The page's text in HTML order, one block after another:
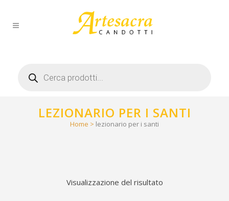
search
LEZIONARIO PER I SANTI
Home > lezionario per i santi
Visualizzazione del risultato